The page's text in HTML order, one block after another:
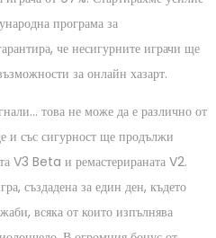
програма за
че несигурните играчи ще
за онлайн хазарт.
това не може да е различно от
и със сигурност ще продължи
V3 Beta и ремастерираната V2.
създадена за един ден, където
всяка от които изпълнява